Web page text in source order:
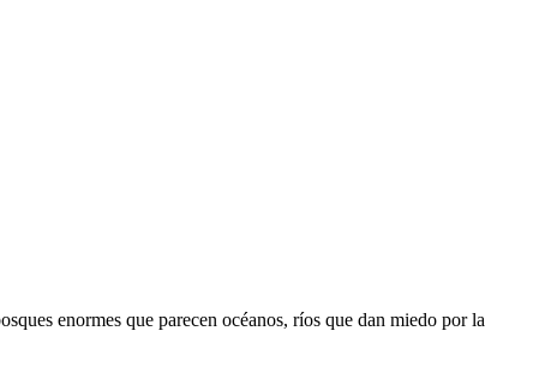
enormes que parecen océanos, ríos que dan miedo por la